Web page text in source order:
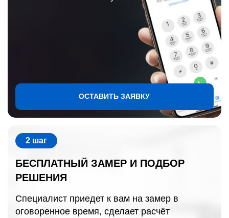
ОСТАВИТЬ ЗАЯВКУ
2 шаг
БЕСПЛАТНЫЙ ЗАМЕР И ПОДБОР
РЕШЕНИЯ
Специалист приедет к вам на замер в
оговоренное время, сделает расчёт